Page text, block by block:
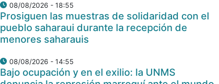
08/08/2026 - 18:55
Prosiguen las muestras de solidaridad con el
pueblo saharaui durante la recepción de
menores saharauis
08/08/2026 - 14:55
Bajo ocupación y en el exilio: la UNMS